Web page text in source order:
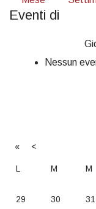
Eventi di
Nessun
« <
L M M
29 30 31